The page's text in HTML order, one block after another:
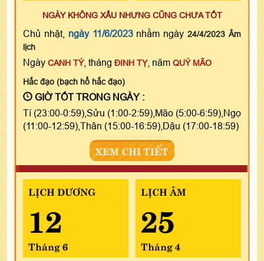
NGÀY KHÔNG XẤU NHƯNG CŨNG CHƯA TỐT
Chủ nhật, ngày 11/6/2023nhằm ngày24/4/2023 Âm
lịch
Ngày CANH TÝ, tháng ĐINH TỴ, năm QUÝ MÃO
Hắc đạo (bạch hổ hắc đạo)
GIỜ TỐT TRONG NGÀY :
Tí (23:00-0:59),Sửu (1:00-2:59),Mão (5:00-6:59),Ngọ
(11:00-12:59),Thân (15:00-16:59),Dậu (17:00-18:59)
XEM CHI TIẾT
LỊCH DƯƠNG
12
Tháng 6
LỊCH ÂM
25
Tháng 4